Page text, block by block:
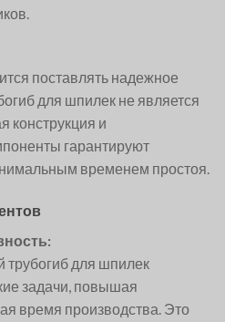
поставлять надежное
для шпилек не является
конструкция и
гарантируют
временем простоя.
трубогиб для шпилек
задачи, повышая
время производства. Это